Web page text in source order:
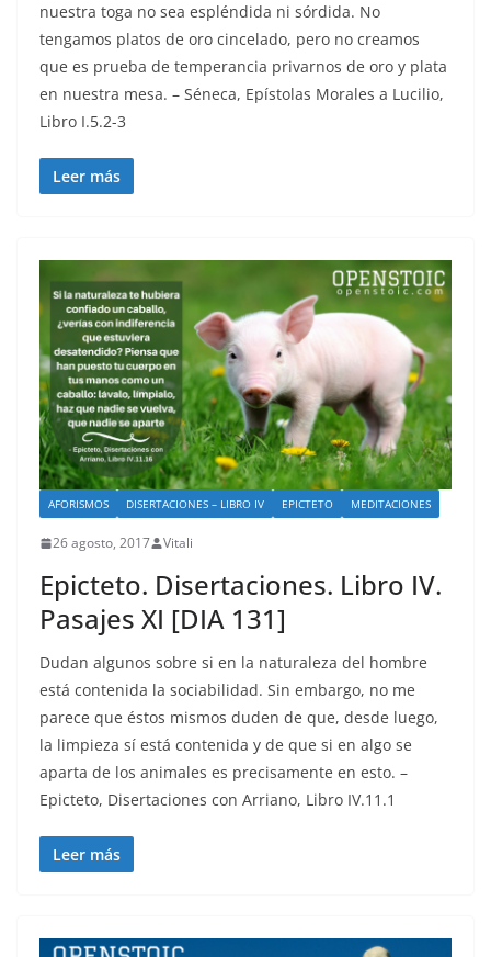
nuestra toga no sea espléndida ni sórdida. No
tengamos platos de oro cincelado, pero no creamos
que es prueba de temperancia privarnos de oro y plata
en nuestra mesa. – Séneca, Epístolas Morales a Lucilio,
Libro I.5.2-3
Leer más
AFORISMOS DISERTACIONES – LIBRO IV EPICTETO MEDITACIONES
26 agosto, 2017 Vitali
Epicteto. Disertaciones. Libro IV.
Pasajes XI [DIA 131]
Dudan algunos sobre si en la naturaleza del hombre
está contenida la sociabilidad. Sin embargo, no me
parece que éstos mismos duden de que, desde luego,
la limpieza sí está contenida y de que si en algo se
aparta de los animales es precisamente en esto. –
Epicteto, Disertaciones con Arriano, Libro IV.11.1
Leer más